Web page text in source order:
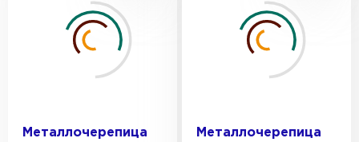
Металлочерепица
Металлочерепица